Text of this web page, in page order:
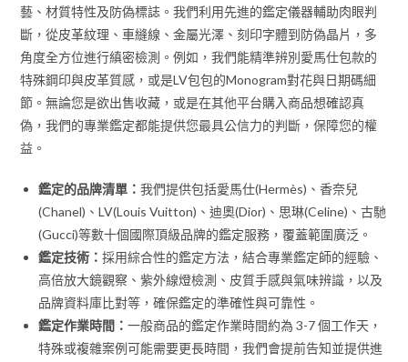
藝、材質特性及防偽標誌。我們利用先進的鑑定儀器輔助肉眼判
斷，從皮革紋理、車縫線、金屬光澤、刻印字體到防偽晶片，多
角度全方位進行縝密檢測。例如，我們能精準辨別愛馬仕包款的
特殊鋼印與皮革質感，或是LV包包的Monogram對花與日期碼細
節。無論您是欲出售收藏，或是在其他平台購入商品想確認真
偽，我們的專業鑑定都能提供您最具公信力的判斷，保障您的權
益。
鑑定的品牌清單：我們提供包括愛馬仕(Hermès)、香奈兒
(Chanel)、LV(Louis Vuitton)、迪奧(Dior)、思琳(Celine)、古馳
(Gucci)等數十個國際頂級品牌的鑑定服務，覆蓋範圍廣泛。
鑑定技術：採用綜合性的鑑定方法，結合專業鑑定師的經驗、
高倍放大鏡觀察、紫外線燈檢測、皮質手感與氣味辨識，以及
品牌資料庫比對等，確保鑑定的準確性與可靠性。
鑑定作業時間：一般商品的鑑定作業時間約為 3-7 個工作天，
特殊或複雜案例可能需要更長時間，我們會提前告知並提供進